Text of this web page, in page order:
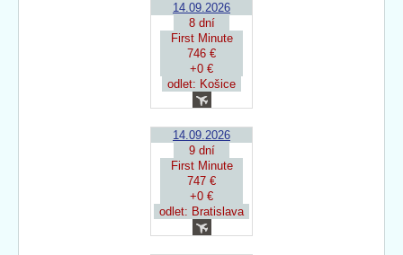
14.09.2026
8 dní
First Minute
746 €
+0 €
odlet: Košice
14.09.2026
9 dní
First Minute
747 €
+0 €
odlet: Bratislava